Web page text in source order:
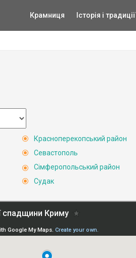
Крамниця Історія і традиції
Красноперекопський район
Севастополь
Сімферопольський район
Судак